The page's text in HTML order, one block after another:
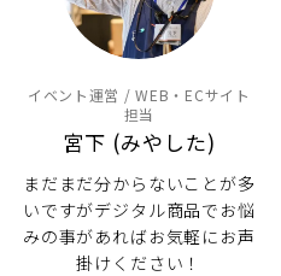
イベント運営 / WEB・ECサイト
担当
宮下 (みやした)
まだまだ分からないことが多
いですがデジタル商品でお悩
みの事があればお気軽にお声
掛けください！